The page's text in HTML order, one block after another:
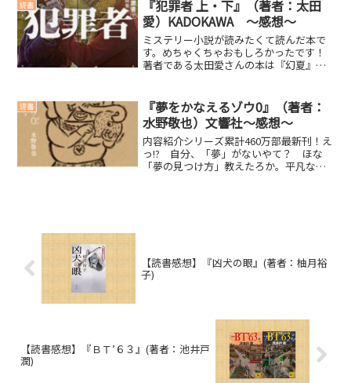
読書
『犯罪者 上・下』（著者：太田
愛）KADOKAWA ～感想～
ミステリー小説が読みたくて読んだ本で
す。めちゃくちゃおもしろかったです！
著者である太田愛さんの本は『幻夏』に
みると、「ウルトラマンティガ」や「相
棒」の脚本も書かれてい...
読書
『夢をかなえるゾウ0』（著者：
水野敬也）文響社～感想～
内容紹介シリーズ累計460万部最新刊！え
っ!? 自分、「夢」がないやて？ ほな
「夢の見つけ方」教えたろか。平凡な会
【読書感想】『凶犬の眼』(著者：柚月裕
子)
【読書感想】『ＢＴ’６３』(著者：池井戸
潤)